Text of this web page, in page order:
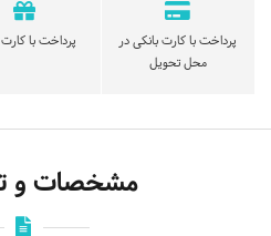
پرداخت با کارت بانکی در
محل تحویل
پرداخت با
مشخصات و